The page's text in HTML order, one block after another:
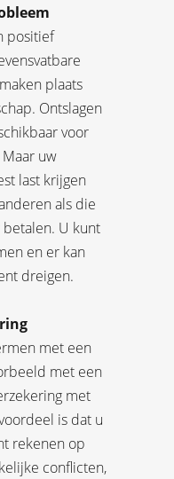
positief
plaats
Ontslagen
voor
uw
last krijgen
als die
U kunt
en er kan
dreigen.
met een
met een
met
is dat u
rekenen op
conflicten,